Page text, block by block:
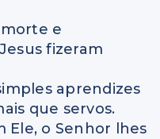
e
fizeram
aprendizes
que servos.
Ele, o Senhor lhes